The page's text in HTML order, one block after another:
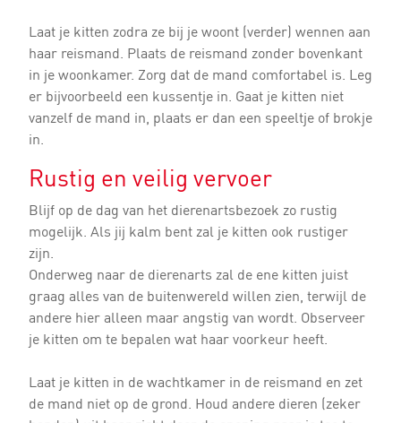
Laat je kitten zodra ze bij je woont (verder) wennen aan
haar reismand. Plaats de reismand zonder bovenkant
in je woonkamer. Zorg dat de mand comfortabel is. Leg
er bijvoorbeeld een kussentje in. Gaat je kitten niet
vanzelf de mand in, plaats er dan een speeltje of brokje
in.
Rustig en veilig vervoer
Blijf op de dag van het dierenartsbezoek zo rustig
mogelijk. Als jij kalm bent zal je kitten ook rustiger
zijn.
Onderweg naar de dierenarts zal de ene kitten juist
graag alles van de buitenwereld willen zien, terwijl de
andere hier alleen maar angstig van wordt. Observeer
je kitten om te bepalen wat haar voorkeur heeft.
Laat je kitten in de wachtkamer in de reismand en zet
de mand niet op de grond. Houd andere dieren (zeker